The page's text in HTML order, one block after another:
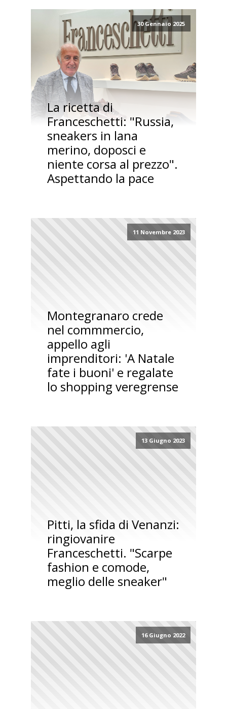
30 Gennaio 2025
La ricetta di
Franceschetti: "Russia,
sneakers in lana
merino, doposci e
niente corsa al prezzo".
Aspettando la pace
11 Novembre 2023
Montegranaro crede
nel commmercio,
appello agli
imprenditori: 'A Natale
fate i buoni' e regalate
lo shopping veregrense
13 Giugno 2023
Pitti, la sfida di Venanzi:
ringiovanire
Franceschetti. "Scarpe
fashion e comode,
meglio delle sneaker"
16 Giugno 2022